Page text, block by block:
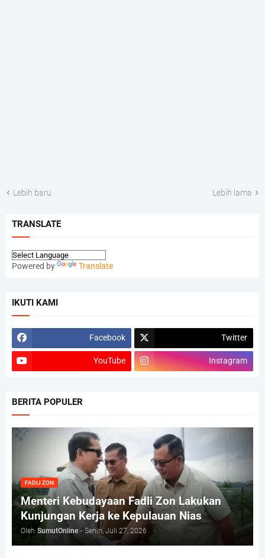
Lebih baru Lebih lama
TRANSLATE
Powered by Translate
IKUTI KAMI
Facebook Twitter
YouTube Instagram
BERITA POPULER
FADLI ZON
Menteri Kebudayaan Fadli Zon Lakukan
Kunjungan Kerja ke Kepulauan Nias
Oleh SumutOnline - Senin, Juli 27, 2026